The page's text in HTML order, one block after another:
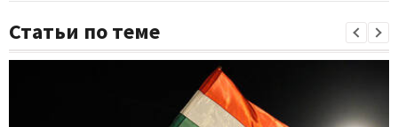
Статьи по теме